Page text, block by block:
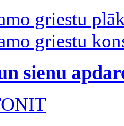
griestu
griestu
sienu